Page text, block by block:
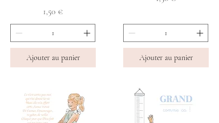
Prix
1,50 €
Ajouter au panier Ajouter au panier